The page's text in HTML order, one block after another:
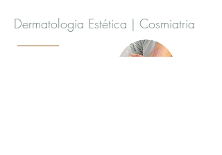
Dermatologia Estética | Cosmiatria